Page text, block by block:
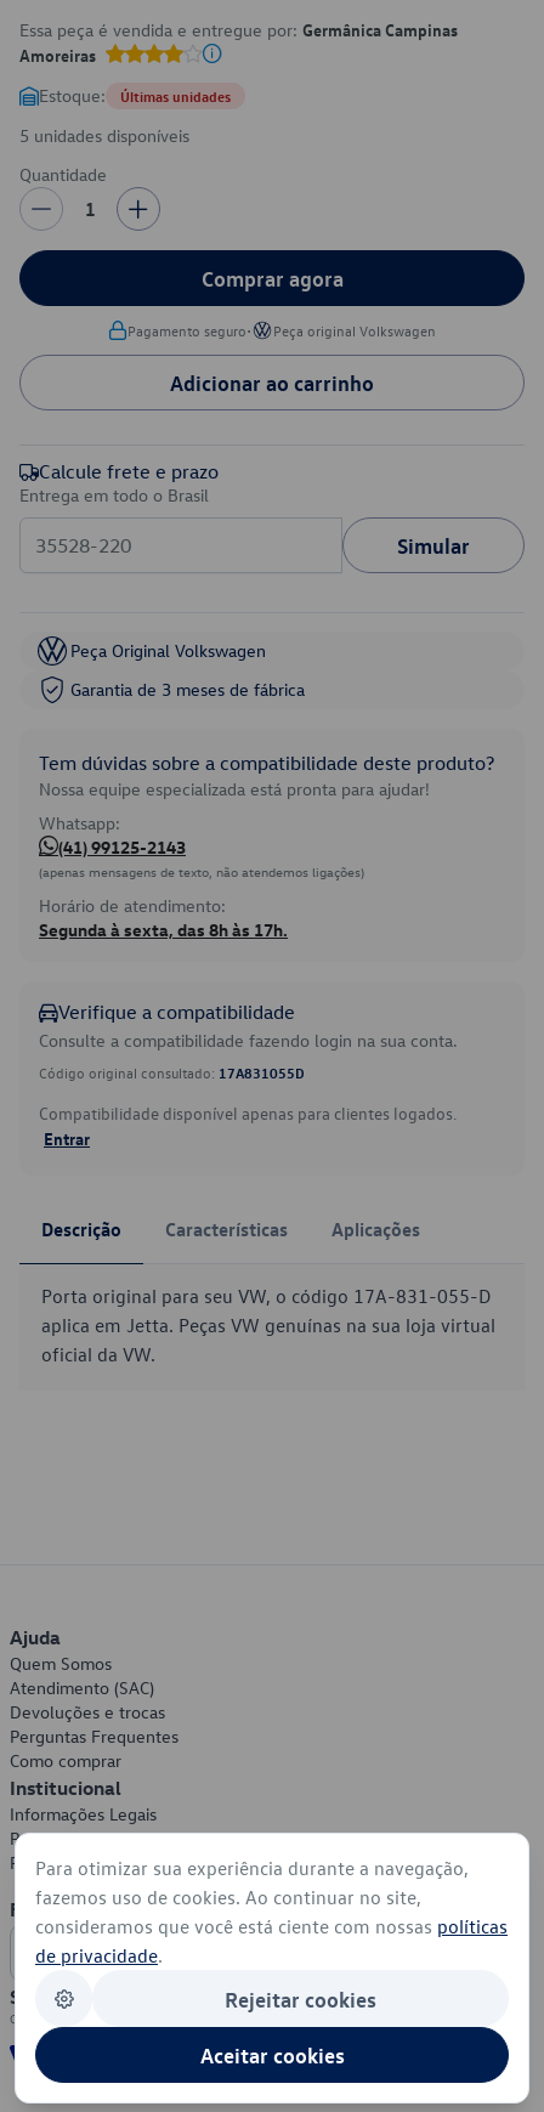
Essa peça é vendida e entregue por: Germânica Campinas
Amoreiras
Estoque: Últimas unidades
5 unidades disponíveis
Quantidade
1
Comprar agora
Pagamento seguro• Peça original Volkswagen
Adicionar ao carrinho
Calcule frete e prazo
Entrega em todo o Brasil
Simular
Peça Original Volkswagen
Garantia de 3 meses de fábrica
Tem dúvidas sobre a compatibilidade deste produto?
Nossa equipe especializada está pronta para ajudar!
Whatsapp:
(41) 99125-2143
(apenas mensagens de texto, não atendemos ligações)
Horário de atendimento:
Segunda à sexta, das 8h às 17h.
Verifique a compatibilidade
Consulte a compatibilidade fazendo login na sua conta.
Código original consultado: 17A831055D
Compatibilidade disponível apenas para clientes logados.
Entrar
Descrição Características Aplicações
Porta original para seu VW, o código 17A-831-055-D
aplica em Jetta. Peças VW genuínas na sua loja virtual
oficial da VW.
Ajuda
Quem Somos
Atendimento (SAC)
Devoluções e trocas
Perguntas Frequentes
Como comprar
Institucional
Informações Legais
Política de Privacidade
Política de Cookies
Formas de Pagamento
Segurança
Para otimizar sua experiência durante a navegação,
fazemos uso de cookies. Ao continuar no site,
consideramos que você está ciente com nossas políticas
de privacidade.
Rejeitar cookies
Aceitar cookies